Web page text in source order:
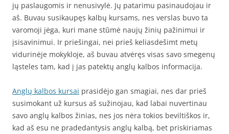
jų paslaugomis ir nenusivylė. Jų patarimu pasinaudojau ir
aš. Buvau susikaupęs kalbų kursams, nes verslas buvo ta
varomoji jėga, kuri mane stūmė naujų žinių pažinimui ir
įsisavinimui. Ir priešingai, nei prieš keliasdešimt metų
vidurinėje mokykloje, aš buvau atvėręs visas savo smegenų
ląsteles tam, kad į jas patektų anglų kalbos informacija.
Anglų kalbos kursai prasidėjo gan smagiai, nes dar prieš
susimokant už kursus aš sužinojau, kad labai nuvertinau
savo anglų kalbos žinias, nes jos nėra tokios beviltiškos ir,
kad aš esu ne pradedantysis anglų kalbą, bet priskiriamas